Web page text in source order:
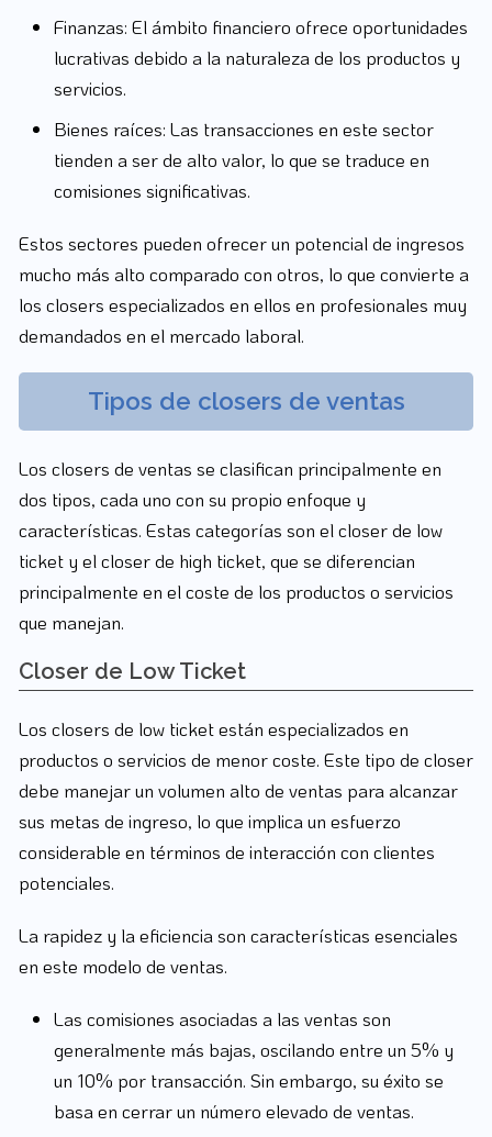
Finanzas: El ámbito financiero ofrece oportunidades
lucrativas debido a la naturaleza de los productos y
servicios.
Bienes raíces: Las transacciones en este sector
tienden a ser de alto valor, lo que se traduce en
comisiones significativas.
Estos sectores pueden ofrecer un potencial de ingresos
mucho más alto comparado con otros, lo que convierte a
los closers especializados en ellos en profesionales muy
demandados en el mercado laboral.
Tipos de closers de ventas
Los closers de ventas se clasifican principalmente en
dos tipos, cada uno con su propio enfoque y
características. Estas categorías son el closer de low
ticket y el closer de high ticket, que se diferencian
principalmente en el coste de los productos o servicios
que manejan.
Closer de Low Ticket
Los closers de low ticket están especializados en
productos o servicios de menor coste. Este tipo de closer
debe manejar un volumen alto de ventas para alcanzar
sus metas de ingreso, lo que implica un esfuerzo
considerable en términos de interacción con clientes
potenciales.
La rapidez y la eficiencia son características esenciales
en este modelo de ventas.
Las comisiones asociadas a las ventas son
generalmente más bajas, oscilando entre un 5% y
un 10% por transacción. Sin embargo, su éxito se
basa en cerrar un número elevado de ventas.